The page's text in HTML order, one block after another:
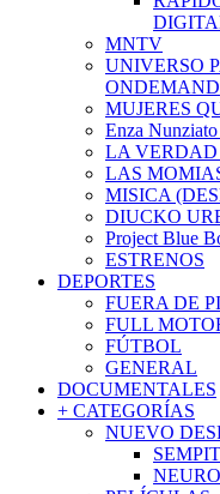
MNTV
UNIVERSO
ONDEMAND
MUJERES
Enza
LA VERDAD
LAS
MISICA
DIUCKO
Project Blue
ESTRENOS
DEPORTES
FUERA DE
FULL
FÚTBOL
GENERAL
DOCUMENTALES
+ CATEGORÍAS
NUEVO